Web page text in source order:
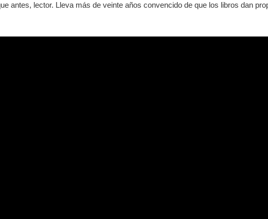
antes, lector. Lleva más de veinte años convencido de que los libros dan